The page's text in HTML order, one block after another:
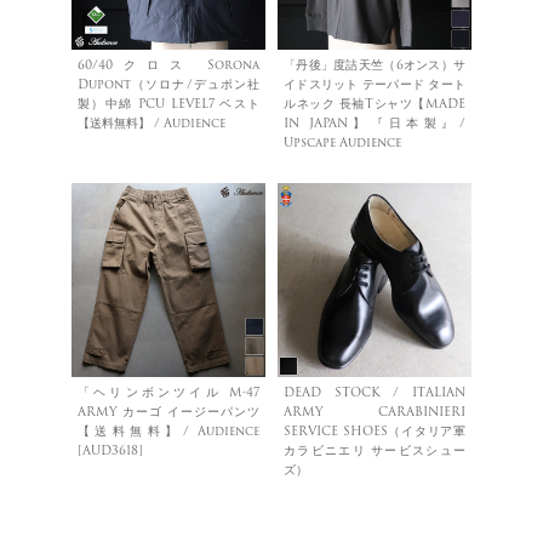
60/40クロス Sorona
Dupont（ソロナ/デュポン社
製）中綿 PCU LEVEL7 ベスト
【送料無料】 / Audience
「丹後」度詰天竺（6オンス）サ
イドスリット テーパード タート
ルネック 長袖Tシャツ【MADE
IN JAPAN】『日本製』/
Upscape Audience
「ヘリンボンツイル M-47
ARMY カーゴ イージーパンツ
【送料無料】/ Audience
[AUD3618]
DEAD STOCK / ITALIAN
ARMY CARABINIERI
SERVICE SHOES（イタリア軍
カラビニエリ サービスシュー
ズ）